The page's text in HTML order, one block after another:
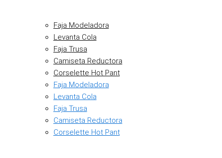
Faja Modeladora
Levanta Cola
Faja Trusa
Camiseta Reductora
Corselette Hot Pant
Faja Modeladora
Levanta Cola
Faja Trusa
Camiseta Reductora
Corselette Hot Pant